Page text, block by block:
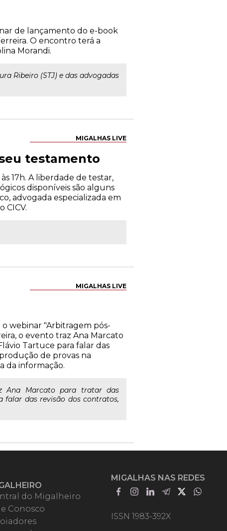
de lançamento do e-book
O encontro terá a
Morandi.
Ribeiro (STJ) e das advogadas
MIGALHAS LIVE
testamento
17h. A liberdade de testar,
disponíveis são alguns
advogada especializada em
CICV.
MIGALHAS LIVE
o webinar "Arbitragem pós-
o evento traz Ana Marcato
Tartuce para falar das
de provas na
da informação.
Ana Marcato para tratar das
falar das revisão dos contratos,
do Migalheiro
Conosco
MIGALHAS NAS REDES
ISSN 1983-392X